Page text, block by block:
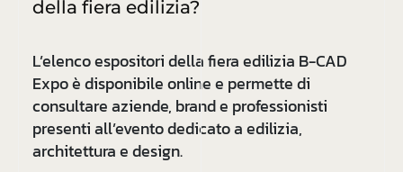
della fiera edilizia?
L’elenco espositori della fiera edilizia B-CAD
Expo è disponibile online e permette di
consultare aziende, brand e professionisti
presenti all’evento dedicato a edilizia,
architettura e design.